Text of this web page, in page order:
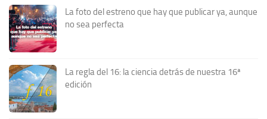
La foto del estreno que hay que publicar ya, aunque
no sea perfecta
La regla del 16: la ciencia detrás de nuestra 16ª
edición